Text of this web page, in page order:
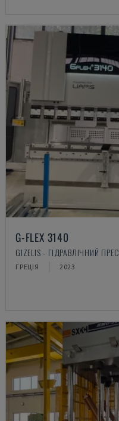
G-FLEX 3140
GIZELIS - ГІДРАВЛІЧНИЙ ПРЕС
ГРЕЦІЯ 2023